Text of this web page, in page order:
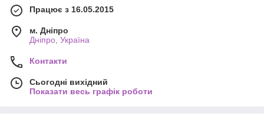
Працює з 16.05.2015
м. Дніпро
Дніпро, Україна
Контакти
Сьогодні вихідний
Показати весь графік роботи